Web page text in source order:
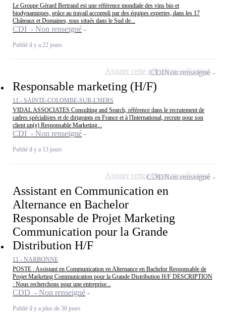
Le Groupe Gérard Bertrand est une référence mondiale des vins bio et
biodynamiques, grâce au travail accompli par des équipes expertes, dans les 17
Châteaux et Domaines, tous situés dans le Sud de...
CDI - Non renseigné
Publié il y a 22 jours
Responsable marketing (H/F)
11 - SAINTE-COLOMBE-SUR-L'HERS
VIDAL ASSOCIATES Consulting and Search, référence dans le recrutement de
cadres spécialistes et de dirigeants en France et à l'International, recrute pour son
client un(e) Responsable Marketing...
CDI - Non renseigné
Publié il y a 13 jours
CDINon renseigné
Ajouter cette offre à ma sélection
Assistant en Communication en
Alternance en Bachelor
Responsable de Projet Marketing
Communication pour la Grande
Distribution H/F
11 - NARBONNE
POSTE : Assistant en Communication en Alternance en Bachelor Responsable de
Projet Marketing Communication pour la Grande Distribution H/F DESCRIPTION
: Nous recherchons pour une entreprise...
CDD - Non renseigné
Publié il y a plus de 30 jours
CDDNon renseigné
Ajouter cette offre à ma sélection